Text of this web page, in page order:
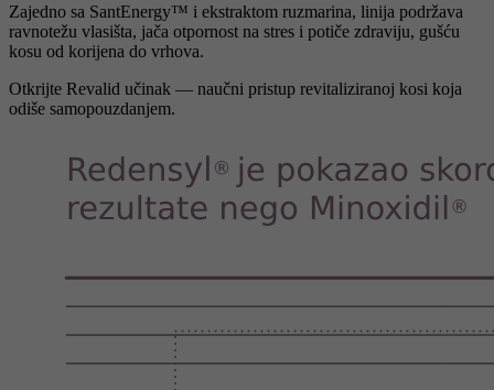
Zajedno sa SantEnergy™ i ekstraktom ruzmarina, linija podržava
ravnotežu vlasišta, jača otpornost na stres i potiče zdraviju, gušću
kosu od korijena do vrhova.
Otkrijte Revalid učinak — naučni pristup revitaliziranoj kosi koja
odiše samopouzdanjem.